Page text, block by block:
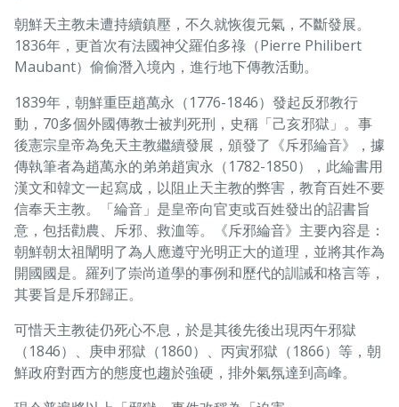
朝鮮天主教未遭持續鎮壓，不久就恢復元氣，不斷發展。
1836年，更首次有法國神父羅伯多祿（Pierre Philibert
Maubant）偷偷潛入境內，進行地下傳教活動。
1839年，朝鮮重臣趙萬永（1776-1846）發起反邪教行
動，70多個外國傳教士被判死刑，史稱「己亥邪獄」。事
後憲宗皇帝為免天主教繼續發展，頒發了《斥邪綸音》，據
傳執筆者為趙萬永的弟弟趙寅永（1782-1850），此綸書用
漢文和韓文一起寫成，以阻止天主教的弊害，教育百姓不要
信奉天主教。「綸音」是皇帝向官吏或百姓發出的詔書旨
意，包括勸農、斥邪、救洫等。《斥邪綸音》主要內容是：
朝鮮朝太祖闡明了為人應遵守光明正大的道理，並將其作為
開國國是。羅列了崇尚道學的事例和歷代的訓誡和格言等，
其要旨是斥邪歸正。
可惜天主教徒仍死心不息，於是其後先後出現丙午邪獄
（1846）、庚申邪獄（1860）、丙寅邪獄（1866）等，朝
鮮政府對西方的態度也趨於強硬，排外氣氛達到高峰。